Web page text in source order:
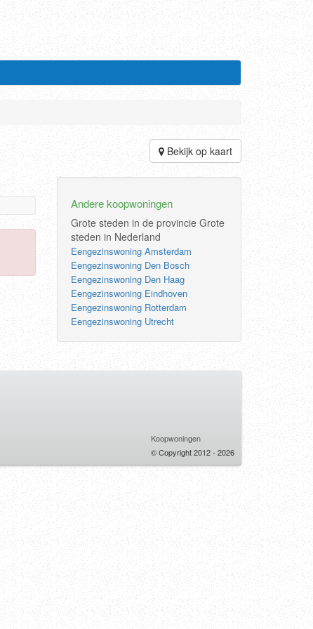
Bekijk op kaart
Andere koopwoningen
Grote steden in de provincie Grote
steden in Nederland
Eengezinswoning Amsterdam
Eengezinswoning Den Bosch
Eengezinswoning Den Haag
Eengezinswoning Eindhoven
Eengezinswoning Rotterdam
Eengezinswoning Utrecht
Koopwoningen
© Copyright 2012 - 2026